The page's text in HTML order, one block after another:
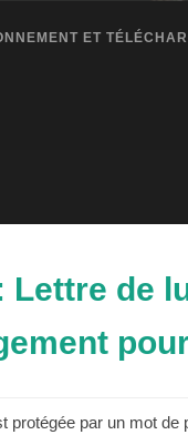
ET
Lettre de
protégée par un mot